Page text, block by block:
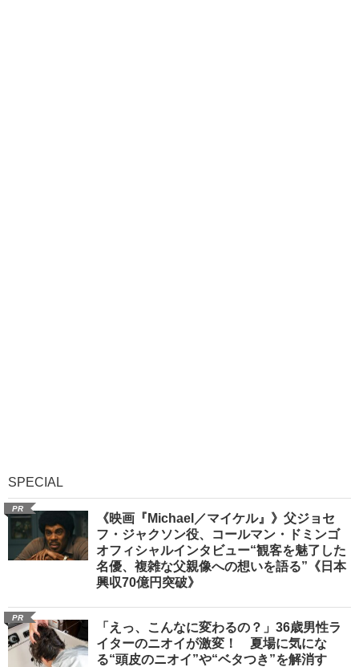
SPECIAL
PR
《映画『Michael／マイケル』》父ジョセ
フ・ジャクソン役、コールマン・ドミンゴ
オフィシャルインタビュー“観客を魅了した
名優、複雑な父親像への想いを語る”《日本
興収70億円突破》
PR
「えっ、こんなに変わるの？」36歳男性ラ
イターのニオイが激変！ 夏場に気にな
る“頭皮のニオイ”や“ベタつき”を解消す